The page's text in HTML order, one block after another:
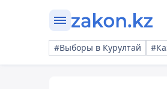
#Выборы в Курултай